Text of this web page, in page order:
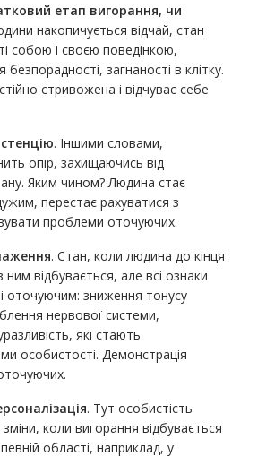
етап вигорання, чи
накопичується відчай, стан
собою і своєю поведінкою,
загнаності в клітку.
стривожена і відчуває себе
. Іншими словами,
опір, захищаючись від
Яким чином? Людина стає
перестає рахуватися з
проблеми оточуючих.
. Стан, коли людина до кінця
відбувається, але всі ознаки
оточуючим: зниження тонусу
нервової системи,
які стають
особистості. Демонстрація
. Тут особистість
зміни, коли вигорання відбувається
області, наприклад, у